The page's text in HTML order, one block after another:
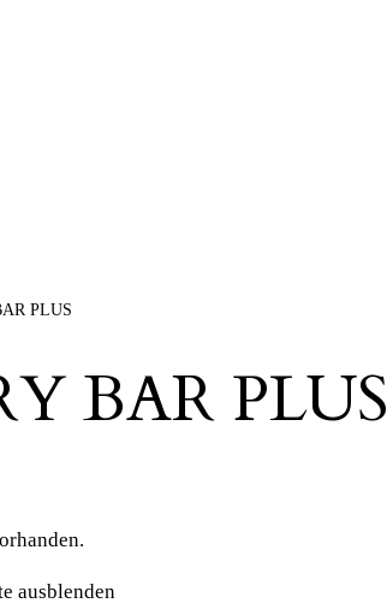
PLUS
BAR PLUS
ausblenden